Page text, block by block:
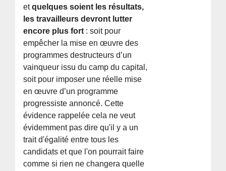
etquelques soient les résultats,
les travailleurs devront lutter
encore plus fort : soit pour
empêcher la mise en œuvre des
programmes destructeurs d’un
vainqueur issu du camp du capital,
soit pour imposer une réelle mise
en œuvre d’un programme
progressiste annoncé. Cette
évidence rappelée cela ne veut
évidemment pas dire qu'il y a un
trait d'égalité entre tous les
candidats et que l'on pourrait faire
comme si rien ne changera quelle